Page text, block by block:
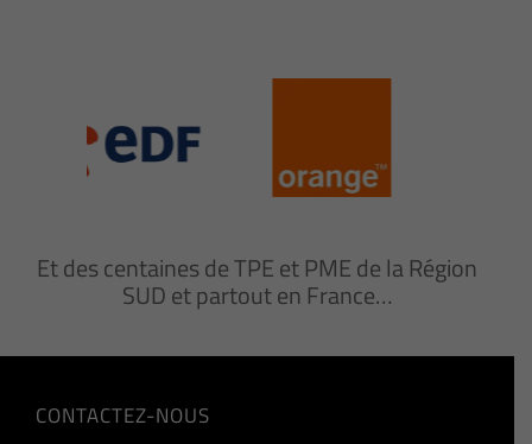
Et des centaines de TPE et PME de la Région
SUD et partout en France…
CONTACTEZ-NOUS